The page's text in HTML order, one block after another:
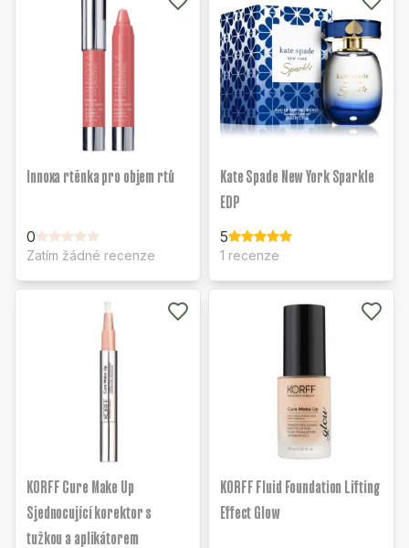
Innoxa rtěnka pro objem rtů
0
Zatím žádné recenze
Kate Spade New York Sparkle
EDP
5
1 recenze
KORFF Cure Make Up
Sjednocující korektor s
tužkou a aplikátorem
KORFF Fluid Foundation Lifting
Effect Glow